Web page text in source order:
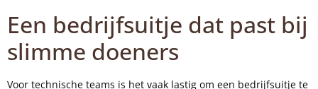
Een bedrijfsuitje dat past bij
slimme doeners
Voor technische teams is het vaak lastig om een bedrijfsuitje te